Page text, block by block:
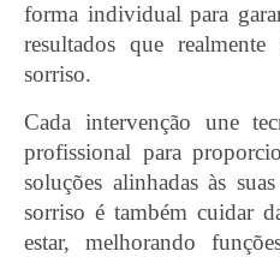
forma individual para
resultados que
sorriso.
Cada intervenção une
profissional para
soluções alinhadas às
sorriso é também cuidar
estar, melhorando